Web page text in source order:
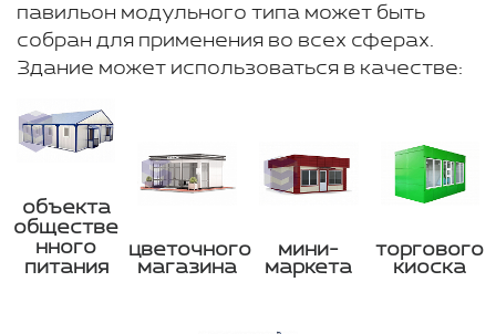
павильон модульного типа может быть
собран для применения во всех сферах.
Здание может использоваться в качестве:
объекта
обществе
нного
питания
цветочного
магазина
мини-
маркета
торгового
киоска